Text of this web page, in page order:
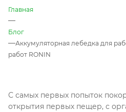
Главная
—
Блог
—Аккумуляторная лебедка для
работ RONIN
С самых первых попыток
открытия первых пещер, с